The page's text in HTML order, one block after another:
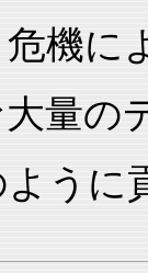
機
量の
うに